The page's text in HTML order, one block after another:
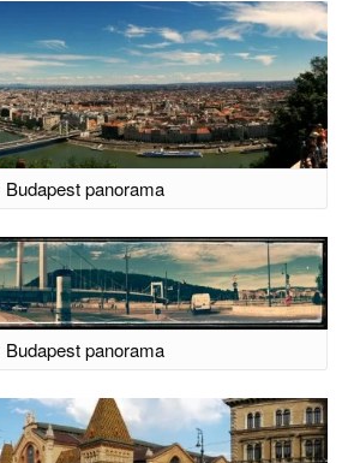
Budapest panorama
Budapest panorama